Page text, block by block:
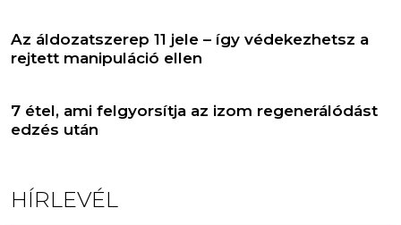
Az áldozatszerep 11 jele – így védekezhetsz a
rejtett manipuláció ellen
7 étel, ami felgyorsítja az izom regenerálódást
edzés után
HÍRLEVÉL